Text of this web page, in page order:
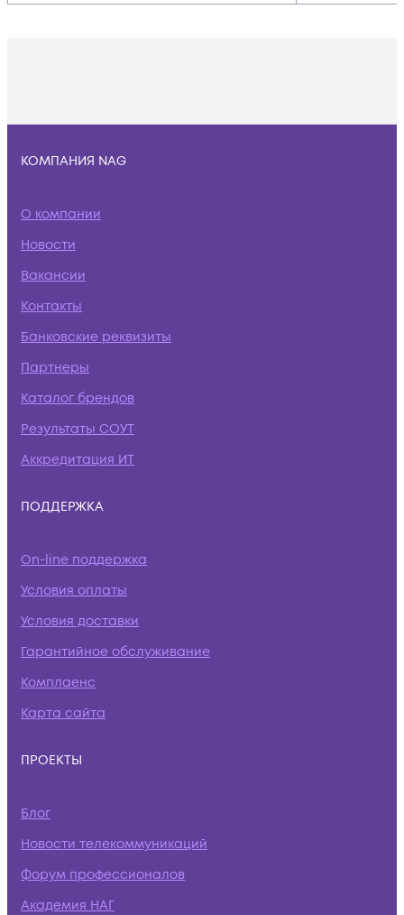
КОМПАНИЯ NAG
О компании
Новости
Вакансии
Контакты
Банковские реквизиты
Партнеры
Каталог брендов
Результаты СОУТ
Аккредитация ИТ
ПОДДЕРЖКА
On-line поддержка
Условия оплаты
Условия доставки
Гарантийное обслуживание
Комплаенс
Карта сайта
ПРОЕКТЫ
Блог
Новости телекоммуникаций
Форум профессионалов
Академия НАГ